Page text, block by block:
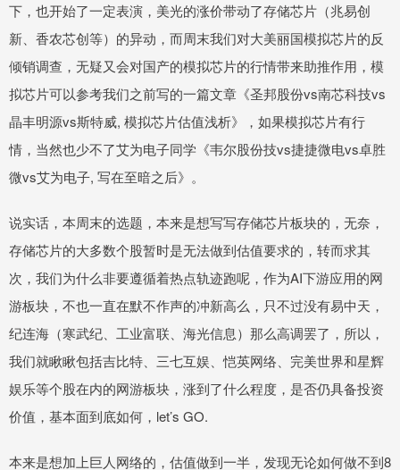
下，也开始了一定表演，美光的涨价带动了存储芯片（兆易创
新、香农芯创等）的异动，而周末我们对大美丽国模拟芯片的反
倾销调查，无疑又会对国产的模拟芯片的行情带来助推作用，模
拟芯片可以参考我们之前写的一篇文章《圣邦股份vs南芯科技vs
晶丰明源vs斯特威, 模拟芯片估值浅析》，如果模拟芯片有行
情，当然也少不了艾为电子同学《韦尔股份技vs捷捷微电vs卓胜
微vs艾为电子, 写在至暗之后》。
说实话，本周末的选题，本来是想写写存储芯片板块的，无奈，
存储芯片的大多数个股暂时是无法做到估值要求的，转而求其
次，我们为什么非要遵循着热点轨迹跑呢，作为AI下游应用的网
游板块，不也一直在默不作声的冲新高么，只不过没有易中天，
纪连海（寒武纪、工业富联、海光信息）那么高调罢了，所以，
我们就瞅瞅包括吉比特、三七互娱、恺英网络、完美世界和星辉
娱乐等个股在内的网游板块，涨到了什么程度，是否仍具备投资
价值，基本面到底如何，let’s GO.
本来是想加上巨人网络的，估值做到一半，发现无论如何做不到8